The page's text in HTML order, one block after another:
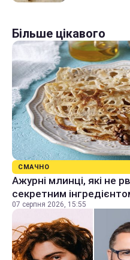
Більше цікавого
СМАЧНО
Ажурні млинці, які не
секретним
07 серпня 2026, 15:55